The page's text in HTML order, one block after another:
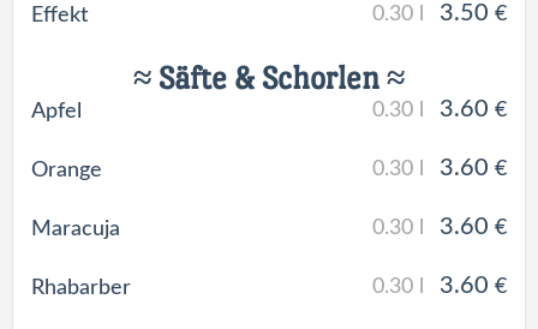
Effekt 0.30 l 3.50 €
≈ Säfte & Schorlen ≈
Apfel 0.30 l 3.60 €
Orange 0.30 l 3.60 €
Maracuja 0.30 l 3.60 €
Rhabarber 0.30 l 3.60 €